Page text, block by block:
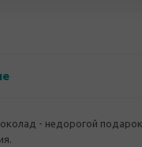
- недорогой подарок